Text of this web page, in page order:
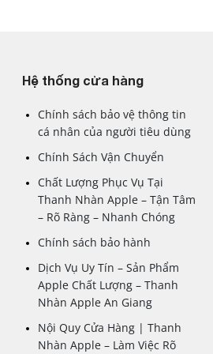
Hệ thống cửa hàng
Chính sách bảo vệ thông tin
cá nhân của người tiêu dùng
Chính Sách Vận Chuyển
Chất Lượng Phục Vụ Tại
Thanh Nhàn Apple – Tận Tâm
– Rõ Ràng – Nhanh Chóng
Chính sách bảo hành
Dịch Vụ Uy Tín – Sản Phẩm
Apple Chất Lượng – Thanh
Nhàn Apple An Giang
Nội Quy Cửa Hàng | Thanh
Nhàn Apple – Làm Việc Rõ